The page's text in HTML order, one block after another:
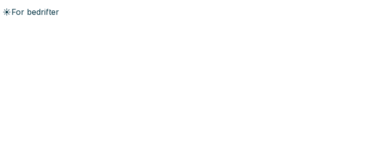
☀️For bedrifter